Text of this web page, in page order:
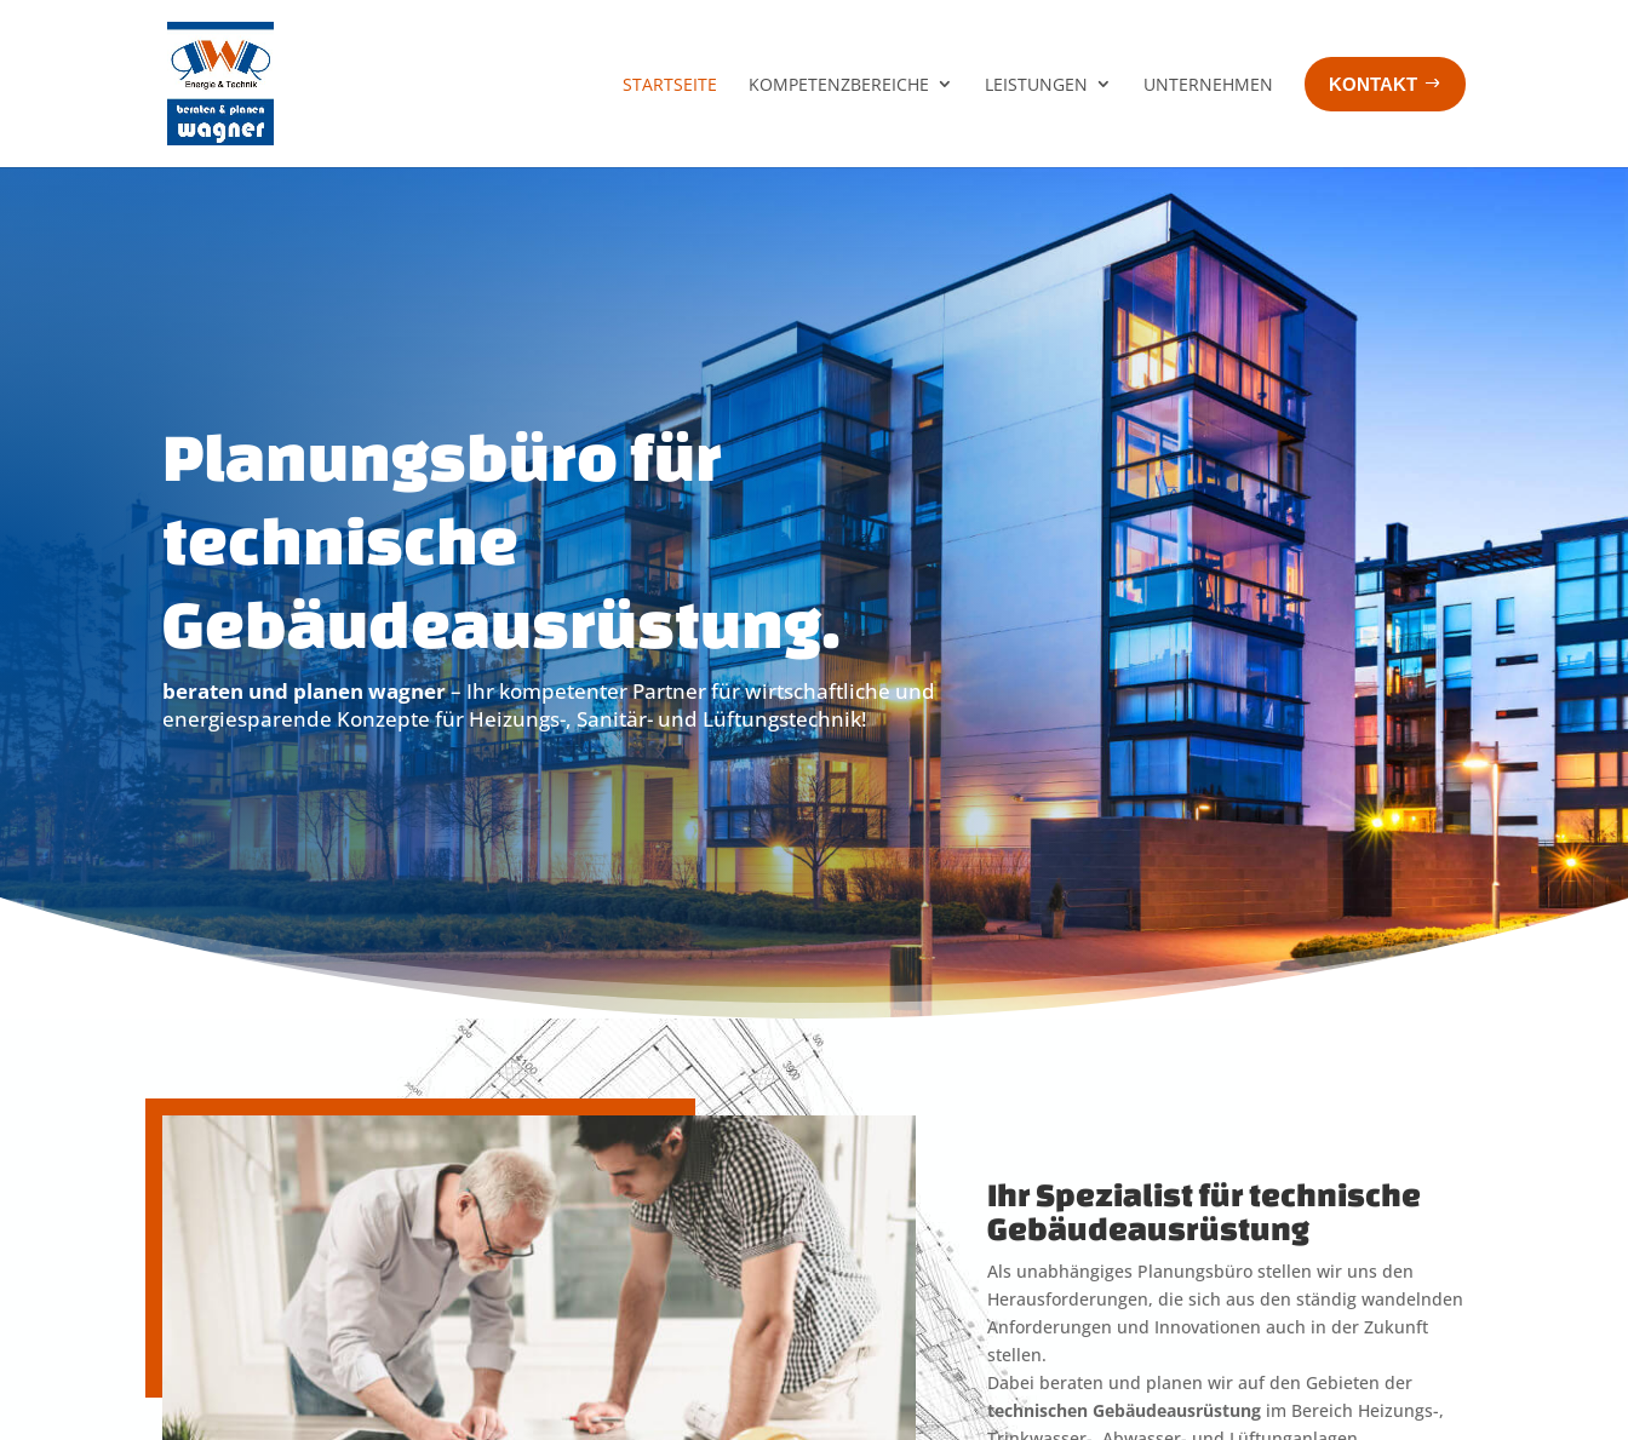
STARTSEITE KOMPETENZBEREICHE LEISTUNGEN UNTERNEHMEN KONTAKT
Planungsbüro für
technische
Gebäudeausrüstung.
beraten und planen wagner– Ihr kompetenter Partner für wirtschaftliche und
energiesparende Konzepte für Heizungs-, Sanitär- und Lüftungstechnik!
Ihr Spezialist für technische
Gebäudeausrüstung
Als unabhängiges Planungsbüro stellen wir uns den
Herausforderungen, die sich aus den ständig wandelnden
Anforderungen und Innovationen auch in der Zukunft
stellen.
Dabei beraten und planen wir auf den Gebieten der
technischen Gebäudeausrüstungim Bereich Heizungs-,